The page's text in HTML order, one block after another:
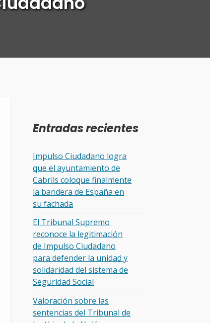
Entradas recientes
Impulso Ciudadano logra
que el ayuntamiento de
Cabrils coloque finalmente
la bandera de España en
su fachada
El Tribunal Supremo
reconoce la legitimación
de Impulso Ciudadano
para defender la unidad y
solidaridad del sistema de
Seguridad Social
Valoración sobre las
sentencias del Tribunal de